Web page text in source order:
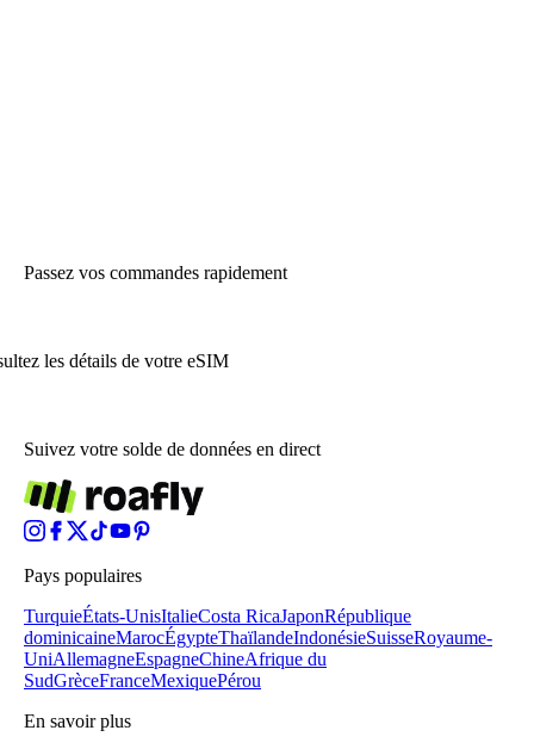
Passez vos commandes rapidement
les détails de votre eSIM
Suivez votre solde de données en direct
Pays populaires
TurquieÉtats-UnisItalieCosta RicaJaponRépublique
dominicaineMarocÉgypteThaïlandeIndonésieSuisseRoyaume-
UniAllemagneEspagneChineAfrique du
SudGrèceFranceMexiquePérou
En savoir plus